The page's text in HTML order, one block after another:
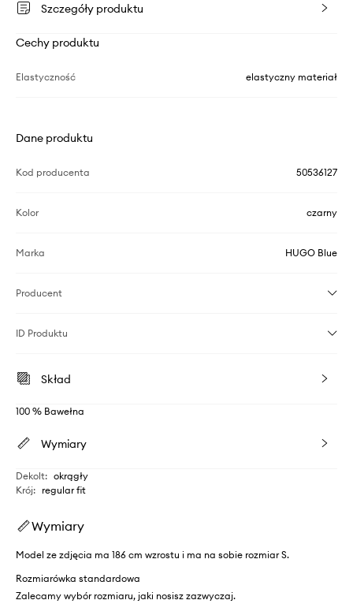
Szczegóły produktu
Cechy produktu
Elastyczność elastyczny materiał
Dane produktu
Kod producenta 50536127
Kolor czarny
Marka HUGO Blue
Producent
ID Produktu
Skład
100 % Bawełna
Wymiary
Dekolt: okrągły
Krój: regular fit
Wymiary
Model ze zdjęcia ma 186 cm wzrostu i ma na sobie rozmiar S.
Rozmiarówka standardowa
Zalecamy wybór rozmiaru, jaki nosisz zazwyczaj.